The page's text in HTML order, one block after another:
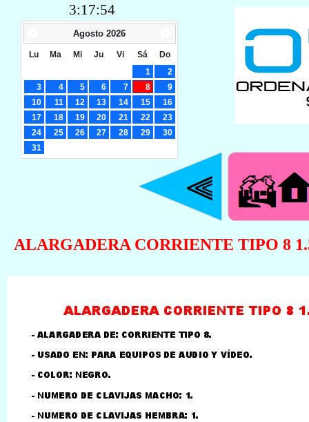
957156032
626246281
ALARGADERA CORRIENTE TIPO 8
3:17:55
Agosto 2026
Lu Ma Mi Ju Vi Sá
Do
1
2
3
4 5 6 7 8
9
10
11 12 13 14 15
16
17
18 19 20 21 22
23
24
25 26 27 28 29
30
31